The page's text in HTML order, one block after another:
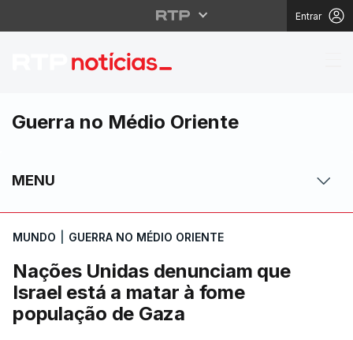
Entrar
Nações Unidas
Guerra no Médio Oriente
MENU
MUNDO GUERRA NO MÉDIO ORIENTE
Nações Unidas denunciam que
Israel está a matar à fome
população de Gaza